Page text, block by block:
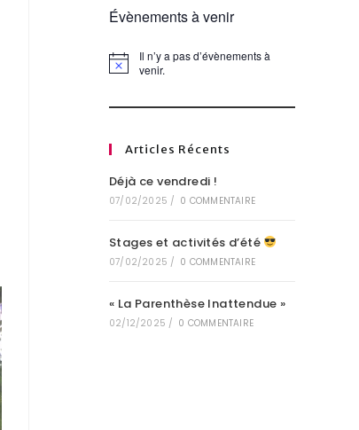
Évènements à venir
N
i
Il n’y a pas d’évènements à
venir.
Articles Récents
Déjà ce vendredi !
07/02/2025 / 0 COMMENTAIRE
Stages et activités d’été
07/02/2025 / 0 COMMENTAIRE
« La Parenthèse Inattendue »
02/12/2025 / 0 COMMENTAIRE